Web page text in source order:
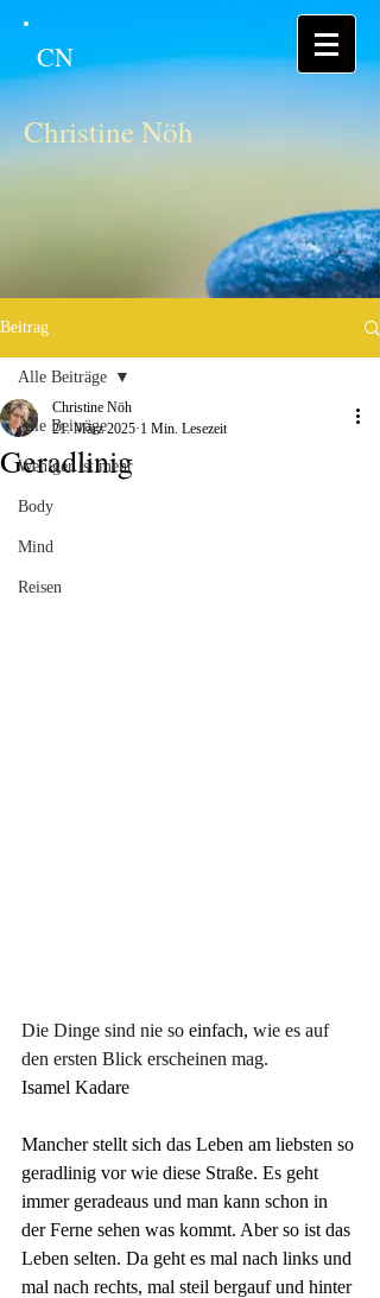
CN
Christine Nöh
Beitrag
Alle Beiträge
Weniger ist mehr
Body
Mind
Reisen
Alle Beiträge
Geradlinig
Christine Nöh
21. März 2025 1 Min. Lesezeit
Die Dinge sind nie so einfach, wie es auf
den ersten Blick erscheinen mag.
Isamel Kadare
Mancher stellt sich das Leben am liebsten so
geradlinig vor wie diese Straße. Es geht
immer geradeaus und man kann schon in
der Ferne sehen was kommt. Aber so ist das
Leben selten. Da geht es mal nach links und
mal nach rechts, mal steil bergauf und hinter